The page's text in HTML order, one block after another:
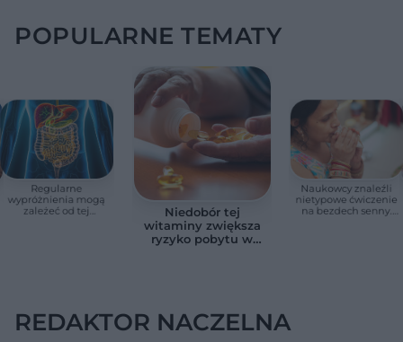
POPULARNE TEMATY
Regularne
wypróżnienia mogą
zależeć od tej
Niedobór tej
witaminy zwiększa
ryzyko pobytu w
Naukowcy znaleźli
nietypowe ćwiczenie
na bezdech senny.
REDAKTOR NACZELNA